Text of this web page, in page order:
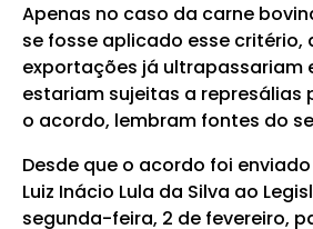
Apenas no caso da carne
se fosse aplicado esse critério,
exportações já ultrapassariam
estariam sujeitas a represálias
o acordo, lembram fontes do
Desde que o acordo foi
Luiz Inácio Lula da Silva ao
segunda-feira, 2 de fevereiro,